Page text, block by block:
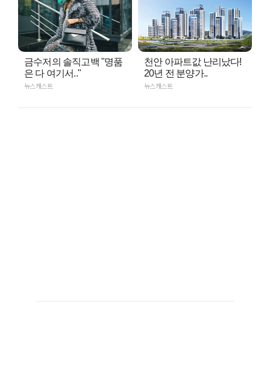
금수저의 솔직고백 "명품
은 다 여기서.."
뉴스캐스트
천안 아파트값 난리났다!
20년 전 분양가..
뉴스캐스트